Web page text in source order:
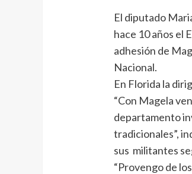
El diputado
hace 10 años el
adhesión de
Nacional.
En Florida la
“Con Magela
departamento
tradicionales”,
sus militantes
“Provengo de